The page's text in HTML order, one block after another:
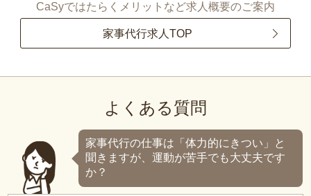
CaSyではたらくメリットなど求人概要のご案内
家事代行求人TOP
よくある質問
家事代行の仕事は「体力的にきつい」と
聞きますが、運動が苦手でも大丈夫です
か？